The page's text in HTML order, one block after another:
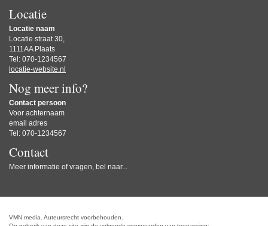
Locatie
Locatie naam
Locatie straat 30,
1111AA Plaats
Tel: 070-1234567
locatie-website.nl
Nog meer info?
Contact persoon
Voor achternaam
email adres
Tel: 070-1234567
Contact
Meer informatie of vragen, bel naar...
VMN media. Auteursrecht voorbehouden.